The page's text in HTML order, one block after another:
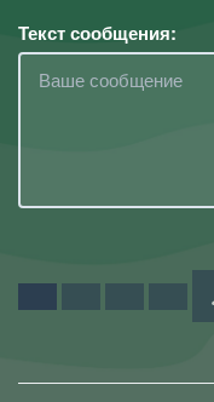
Текст сообщения: